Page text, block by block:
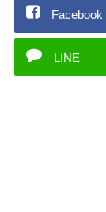
Facebook
LINE